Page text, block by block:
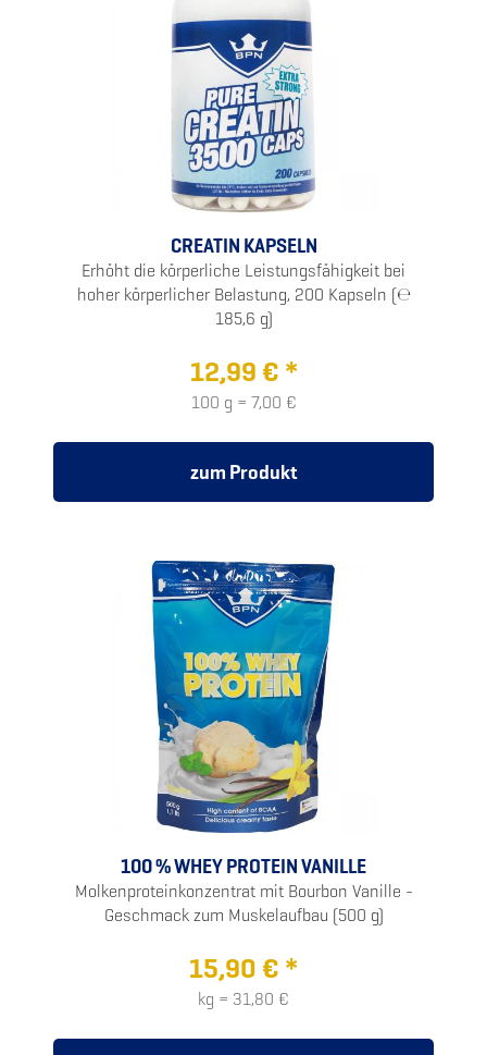
CREATIN KAPSELN
Erhöht die körperliche Leistungsfähigkeit bei
hoher körperlicher Belastung, 200 Kapseln (℮
185,6 g)
12,99 € *
100 g = 7,00 €
zum Produkt
100 % WHEY PROTEIN VANILLE
Molkenproteinkonzentrat mit Bourbon Vanille -
Geschmack zum Muskelaufbau (500 g)
15,90 € *
kg = 31,80 €